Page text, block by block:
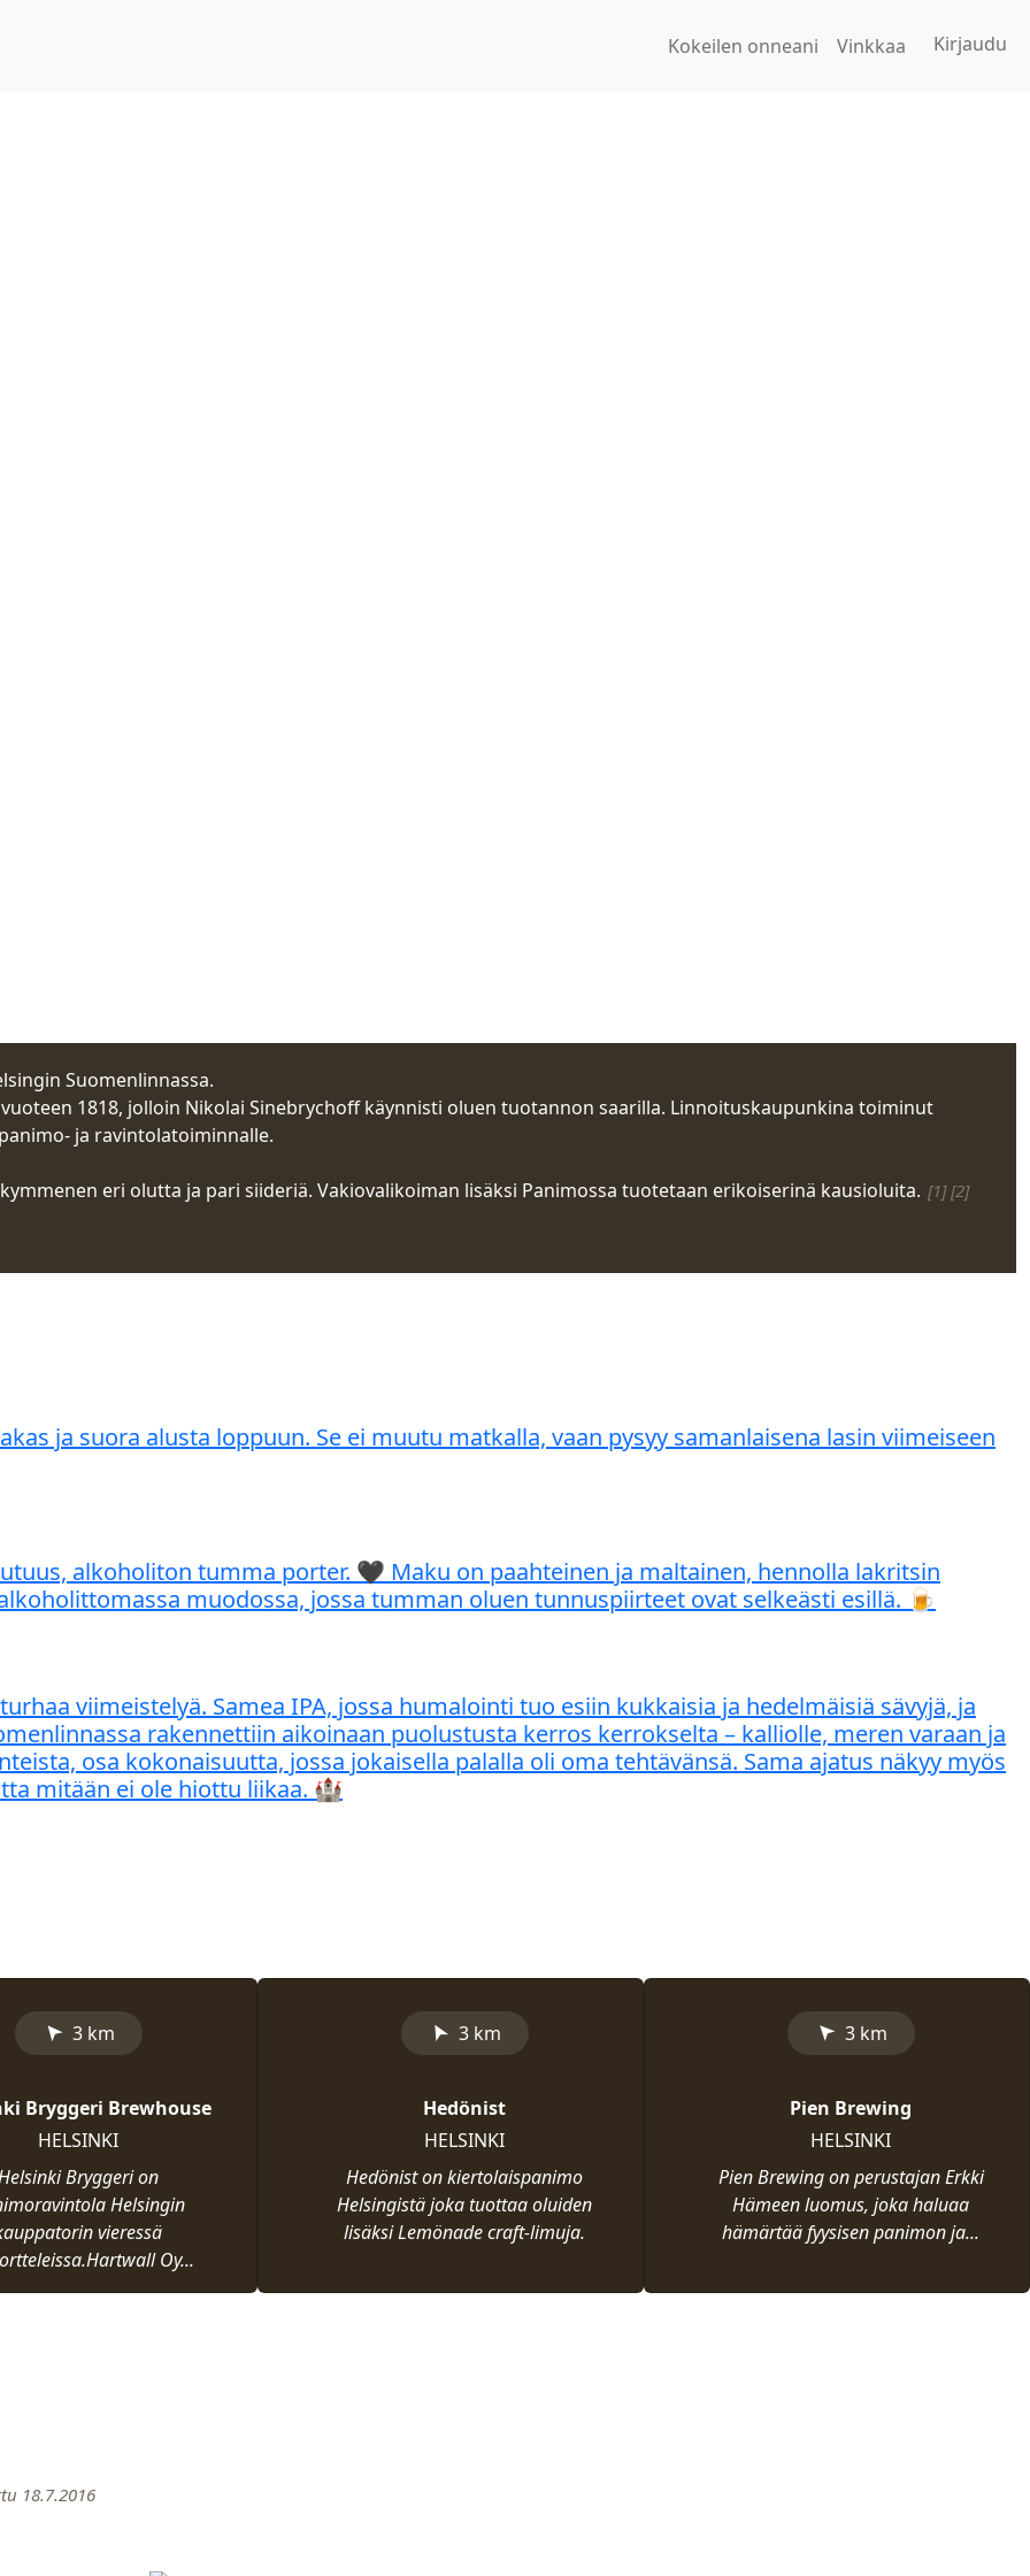
Kirjaudu
Kokeilen onneani Vinkkaa
Suomenlinnassa.
1818, jolloin Nikolai Sinebrychoff käynnisti oluen tuotannon saarilla. Linnoituskaupunkina toiminut
ja ravintolatoiminnalle.
eri olutta ja pari siideriä. Vakiovalikoiman lisäksi Panimossa tuotetaan erikoiserinä kausioluita. [1] [2]
ja suora alusta loppuun. Se ei muutu matkalla, vaan pysyy samanlaisena lasin viimeiseen
alkoholiton tumma porter. 🖤 Maku on paahteinen ja maltainen, hennolla lakritsin
muodossa, jossa tumman oluen tunnuspiirteet ovat selkeästi esillä. 🍺
viimeistelyä. Samea IPA, jossa humalointi tuo esiin kukkaisia ja hedelmäisiä sävyjä, ja
rakennettiin aikoinaan puolustusta kerros kerrokselta – kalliolle, meren varaan ja
osa kokonaisuutta, jossa jokaisella palalla oli oma tehtävänsä. Sama ajatus näkyy myös
mitään ei ole hiottu liikaa. 🏰
➤ 3 km
Bryggeri Brewhouse
HELSINKI
Bryggeri on
Helsingin
vieressä
Oy...
➤ 3 km
Hedönist
HELSINKI
Hedönist on kiertolaispanimo
Helsingistä joka tuottaa oluiden
lisäksi Lemönade craft-limuja.
➤ 3 km
Pien Brewing
HELSINKI
Pien Brewing on perustajan Erkki
Hämeen luomus, joka haluaa
hämärtää fyysisen panimon ja...
18.7.2016